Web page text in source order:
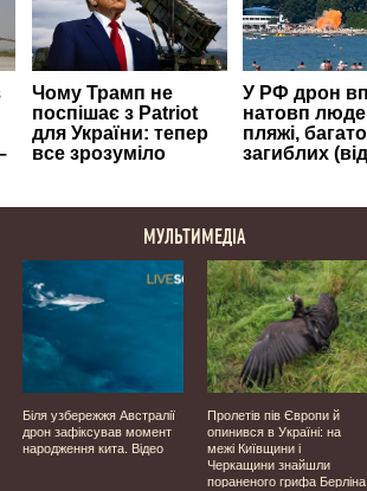
МУЛЬТИМЕДІА
Біля узбережжя Австралії
дрон зафіксував момент
народження кита. Відео
Пролетів пів Європи й
опинився в Україні: на
межі Київщини і
Черкащини знайшли
пораненого грифа Берліна